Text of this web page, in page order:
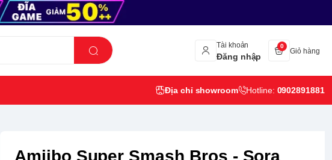
Tài khoản
Đăng nhập
0
Giỏ hàng
Địa chỉ showroom Hotline: 0902891881
Amiibo Super Smash Bros - Sora